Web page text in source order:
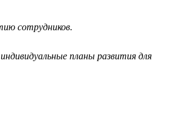
сотрудников.
планы развития для